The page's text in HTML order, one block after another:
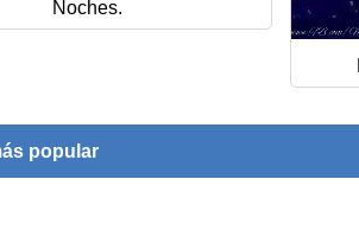
Noches.
popular